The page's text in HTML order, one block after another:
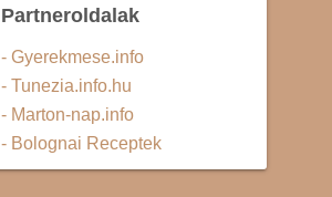
Partneroldalak
- Gyerekmese.info
- Tunezia.info.hu
- Marton-nap.info
- Bolognai Receptek